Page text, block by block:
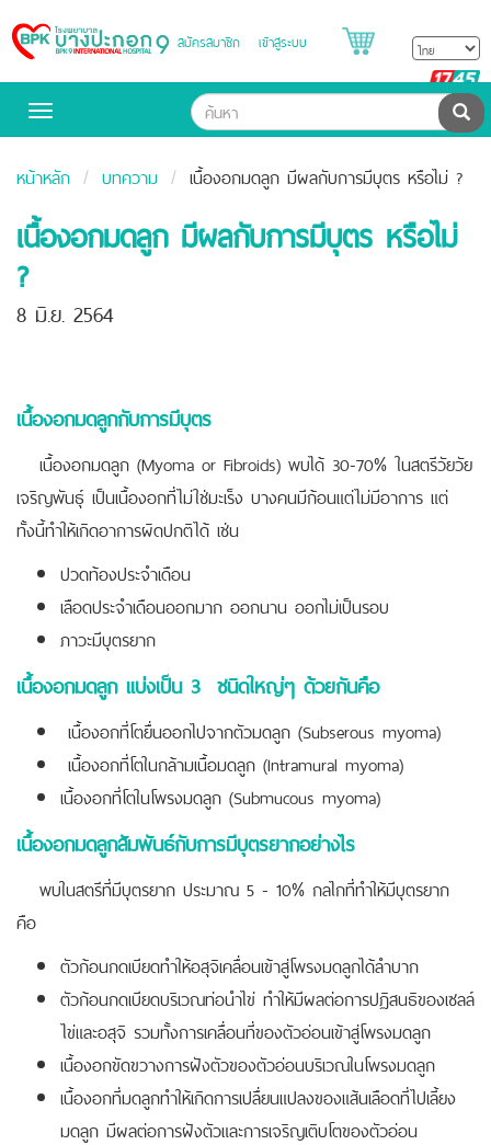
Bangpakok
Hospital
สมัครสมาชิก เข้าสู่ระบบ
Toggle
ค้น
หน้าหลัก บทความ เนื้องอกมดลูก มีผลกับการมีบุตร หรือไม่ ?
เนื้องอกมดลูก มีผลกับการมีบุตร หรือไม่
?
8 มิ.ย. 2564
เนื้องอกมดลูกกับการมีบุตร
เนื้องอกมดลูก (Myoma or Fibroids) พบได้ 30-70% ในสตรีวัยวัย
เจริญพันธุ์ เป็นเนื้องอกที่ไม่ใช่มะเร็ง บางคนมีก้อนแต่ไม่มีอาการ แต่
ทั้งนี้ทำให้เกิดอาการผิดปกติได้ เช่น
ปวดท้องประจำเดือน
เลือดประจำเดือนออกมาก ออกนาน ออกไม่เป็นรอบ
ภาวะมีบุตรยาก
เนื้องอกมดลูก แบ่งเป็น 3 ชนิดใหญ่ๆ ด้วยกันคือ
เนื้องอกที่โตยื่นออกไปจากตัวมดลูก (Subserous myoma)
เนื้องอกที่โตในกล้ามเนื้อมดลูก (Intramural myoma)
เนื้องอกที่โตในโพรงมดลูก (Submucous myoma)
เนื้องอกมดลูกสัมพันธ์กับการมีบุตรยากอย่างไร
พบในสตรีที่มีบุตรยาก ประมาณ 5 - 10% กลไกที่ทำให้มีบุตรยาก
คือ
ตัวก้อนกดเบียดทำให้อสุจิเคลื่อนเข้าสู่โพรงมดลูกได้ลำบาก
ตัวก้อนกดเบียดบริเวณท่อนำไข่ ทำให้มีผลต่อการปฏิสนธิของเซลล์
ไข่และอสุจิ รวมทั้งการเคลื่อนที่ของตัวอ่อนเข้าสู่โพรงมดลูก
เนื้องอกขัดขวางการฝังตัวของตัวอ่อนบริเวณในโพรงมดลูก
เนื้องอกที่มดลูกทำให้เกิดการเปลื่ยนแปลงของแส้นเลือดที่ไปเลี้ยง
มดลูก มีผลต่อการฝังตัวและการเจริญเติบโตของตัวอ่อน